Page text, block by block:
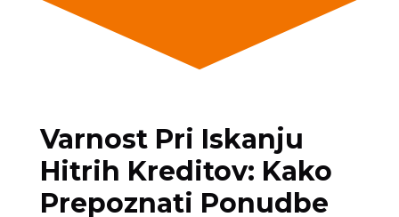
Varnost Pri Iskanju
Hitrih Kreditov: Kako
Prepoznati Ponudbe